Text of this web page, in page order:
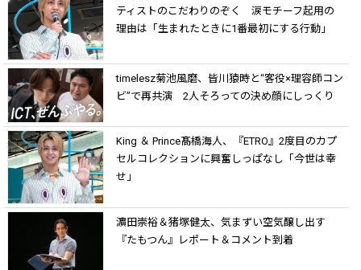
ティストのこだわりのぞく 涙モチーフ起用の
理由は「生まれたときに1番最初にする行動」
timelesz菊池風磨、皆川猿時と“客役×理容師コン
ビ”で再共演 2人そろっての決め顔にしっくり
King ＆ Prince髙橋海人、『ETRO』2度目のカプ
セルコレクションに興奮しっぱなし「今世は幸
せ」
濵田崇裕＆猪塚健太、気まずい空気醸し出す
『たもつん』レポート＆コメント到着